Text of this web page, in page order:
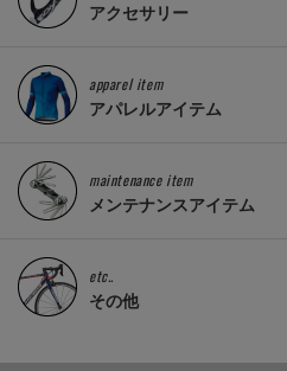
アクセサリー
apparel item
アパレルアイテム
maintenance item
メンテナンスアイテム
etc..
その他